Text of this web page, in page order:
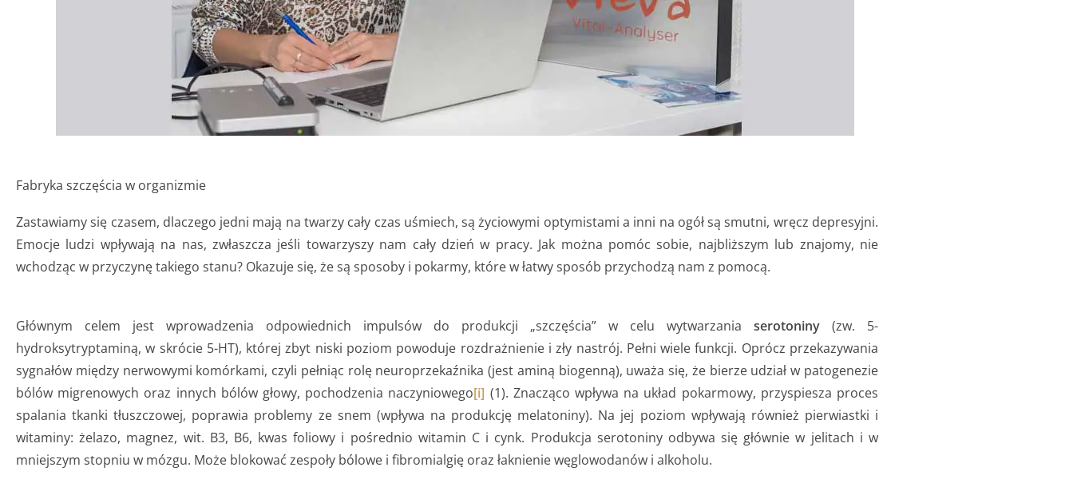
Fabryka szczęścia w organizmie
Zastawiamy się czasem, dlaczego jedni mają na twarzy cały czas uśmiech, są życiowymi optymistami a inni na ogół są smutni, wręcz depresyjni.
Emocje ludzi wpływają na nas, zwłaszcza jeśli towarzyszy nam cały dzień w pracy. Jak można pomóc sobie, najbliższym lub znajomy, nie
wchodząc w przyczynę takiego stanu? Okazuje się, że są sposoby i pokarmy, które w łatwy sposób przychodzą nam z pomocą.
Głównym celem jest wprowadzenia odpowiednich impulsów do produkcji „szczęścia” w celu wytwarzania serotoniny (zw. 5-
hydroksytryptaminą, w skrócie 5-HT), której zbyt niski poziom powoduje rozdrażnienie i zły nastrój. Pełni wiele funkcji. Oprócz przekazywania
sygnałów między nerwowymi komórkami, czyli pełniąc rolę neuroprzekaźnika (jest aminą biogenną), uważa się, że bierze udział w patogenezie
bólów migrenowych oraz innych bólów głowy, pochodzenia naczyniowego[i] (1). Znacząco wpływa na układ pokarmowy, przyspiesza proces
spalania tkanki tłuszczowej, poprawia problemy ze snem (wpływa na produkcję melatoniny). Na jej poziom wpływają również pierwiastki i
witaminy: żelazo, magnez, wit. B3, B6, kwas foliowy i pośrednio witamin C i cynk. Produkcja serotoniny odbywa się głównie w jelitach i w
mniejszym stopniu w mózgu. Może blokować zespoły bólowe i fibromialgię oraz łaknienie węglowodanów i alkoholu.